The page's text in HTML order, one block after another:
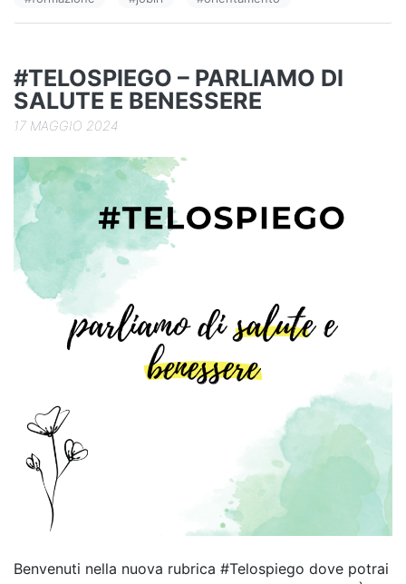
o
k
n di
#TELOSPIEGO – PARLIAMO DI
SALUTE E BENESSERE
17 MAGGIO 2024
Benvenuti nella nuova rubrica #Telospiego dove potrai